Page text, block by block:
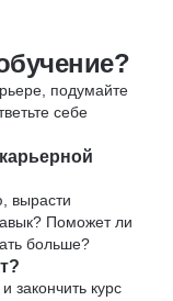
подумайте
себе
вырасти
Поможет ли
больше?
закончить курс